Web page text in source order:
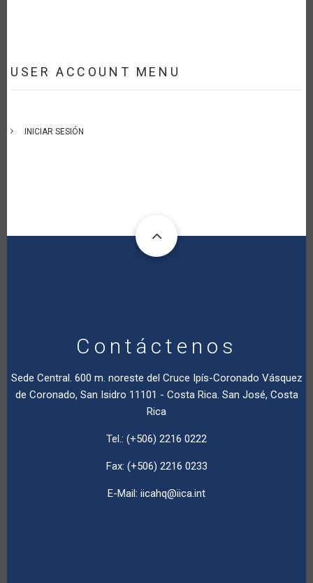
USER ACCOUNT MENU
INICIAR SESIÓN
Contáctenos
Sede Central. 600 m. noreste del Cruce Ipís-Coronado Vásquez
de Coronado, San Isidro 11101 - Costa Rica. San José, Costa
Rica
Tel.: (+506) 2216 0222
Fax: (+506) 2216 0233
E-Mail: iicahq@iica.int